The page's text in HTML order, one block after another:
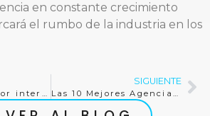
en constante crecimiento
el rumbo de la industria en los
¿Cuál es la mejor interacción en Instagram?
SIGUIENTE
Las 10 Mejores Agencias de Social Media en Nicaragua